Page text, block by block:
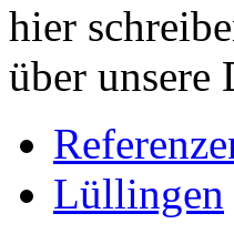
hier
über unsere
Lüllingen